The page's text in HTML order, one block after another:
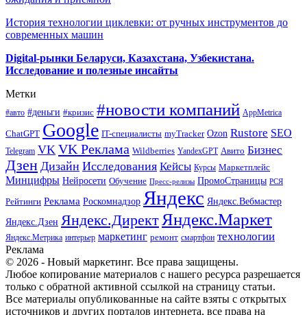
История технологии циклевки: от ручных инструментов до
современных машин
Digital-рынки Беларуси, Казахстана, Узбекистана.
Исследование и полезные инсайты
Метки
#авто #деньги #кризис #новости компаний AppMetrica
ChatGPT Google IT-специалисты myTracker Ozon Rustore SEO
Telegram VK VK Реклама Wildberries YandexGPT Авито Бизнес
Дзен Дизайн Исследования Кейсы Курсы Маркетплейс
Минцифры Нейросети Обучение Пресс-релизы ПромоСтраницы РСЯ
Рейтинги Реклама Роскомнадзор Яндекс Яндекс.Вебмастер
Яндекс.Дзен Яндекс.ДиректЯндекс.Маркет
Яндекс.Метрика интерьер маркетинг ремонт смартфон технологии
Реклама
© 2026 - Новый маркетинг. Все права защищены.
Любое копирование материалов с нашего ресурса разрешается
только с обратной активной ссылкой на страницу статьи.
Все материалы опубликованные на сайте взяты с открытых
источников и других порталов интернета, все права на